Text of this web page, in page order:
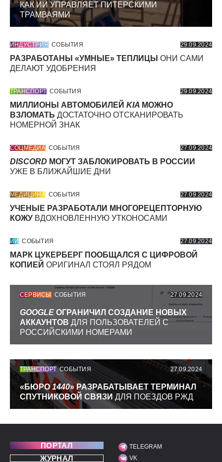
КАК ИИ УПРАВЛЯЕТ ПИТЕРСКИМИ
ТРАМВАЯМИ
ИНДУСТРИЯ СОБЫТИЯ 29.09.2024
РАЗРАБОТАНЫ «УМНЫЕ» ТЕПЛИЦЫ ОНИ САМИ
ДЕЛАЮТ УДОБРЕНИЯ
ТРАНСПОРТ СОБЫТИЯ 29.09.2024
МИЛЛИОНЫ АВТОМОБИЛЕЙ KIA МОЖНО
ВЗЛОМАТЬ ДОСТАТОЧНО ОТСКАНИРОВАТЬ
НОМЕРНОЙ ЗНАК
СОЦМЕДИА СОБЫТИЯ 27.09.2024
DISCORD МОГУТ ЗАБЛОКИРОВАТЬ В РОССИИ
УЖЕ В БЛИЖАЙШИЕ ДНИ
МЕДИЦИНА СОБЫТИЯ 27.09.2024
УЧЕНЫЕ РАЗРАБОТАЛИ МНОГОРЕЦЕПТОРНУЮ
КОЖУ ВДОХНОВЛЕННУЮ УТКОНОСАМИ
ИИ СОБЫТИЯ 27.09.2024
МАРК ЦУКЕРБЕРГ ПООБЩАЛСЯ С ЦИФРОВОЙ
КОПИЕЙ ОРИГИНАЛ СТОЯЛ РЯДОМ
СЕРВИСЫ СОБЫТИЯ 27.09.2024
GOOGLE ОГРАНИЧИЛ СОЗДАНИЕ НОВЫХ
АККАУНТОВ ДЛЯ ПОЛЬЗОВАТЕЛЕЙ С
РОССИЙСКИМИ НОМЕРАМИ
ТРАНСПОРТ СОБЫТИЯ 27.09.2024
«БЮРО1440» РАЗРАБАТЫВАЕТ ТЕРМИНАЛ
СПУТНИКОВОЙ СВЯЗИ ДЛЯ ПОЕЗДОВ РЖД
ПОРТАЛ
ЖУРНАЛ
МЫ В СОЦИАЛЬНЫХ
TELEGRAM
VK